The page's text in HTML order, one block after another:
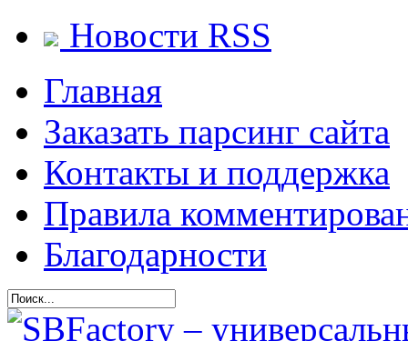
Новости RSS
Главная
Заказать парсинг сайта
Контакты и поддержка
Правила
Благодарности